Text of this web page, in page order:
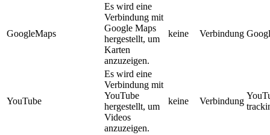
GoogleMaps
Es wird eine
Verbindung mit
Google Maps
hergestellt, um
Karten
anzuzeigen.
keine Verbindung
YouTube
Es wird eine
Verbindung mit
YouTube
hergestellt, um
Videos
anzuzeigen.
keine Verbindung